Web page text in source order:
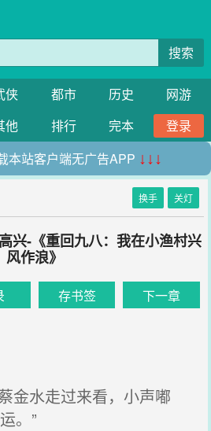
搜索
侠 都市 历史
网游
他 排行 完本
登录
本站客户端无广告APP ↓↓↓
换手 关灯
兴-《重回九八：我在小渔村兴
风作浪》
存书签 下一章
金水走过来看，小声嘟
。”